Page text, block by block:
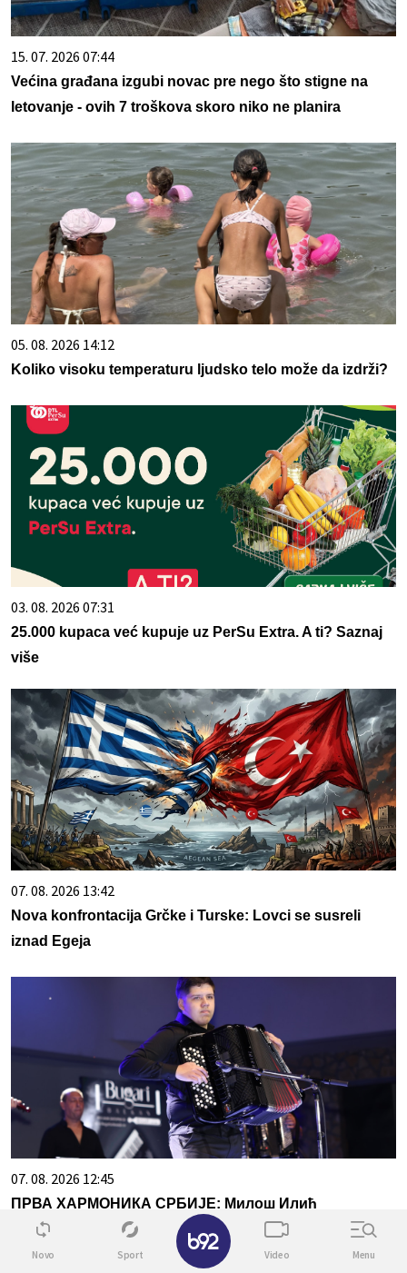
15. 07. 2026 07:44
Većina građana izgubi novac pre nego što stigne na
letovanje - ovih 7 troškova skoro niko ne planira
05. 08. 2026 14:12
Koliko visoku temperaturu ljudsko telo može da izdrži?
03. 08. 2026 07:31
25.000 kupaca već kupuje uz PerSu Extra. A ti? Saznaj
više
07. 08. 2026 13:42
Nova konfrontacija Grčke i Turske: Lovci se susreli
iznad Egeja
07. 08. 2026 12:45
ПРВА ХАРМОНИКА СРБИЈЕ: Милош Илић
свеукупни победник фестивала у Сокобањи
Novo Sport Video Menu
✕